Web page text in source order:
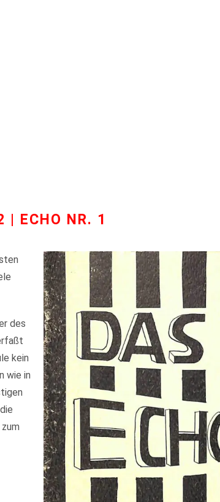
| ECHO NR. 1
des
kein
wie in